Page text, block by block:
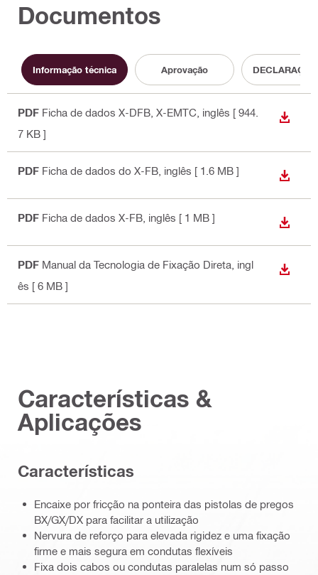
Documentos
Informação técnica Aprovação
PDF Ficha de dados X-DFB, X-EMTC , inglês [ 944.
7 KB ]
PDF Ficha de dados do X-FB , inglês [ 1.6 MB ]
PDF Ficha de dados X-FB , inglês [ 1 MB ]
PDF Manual da Tecnologia de Fixação Direta , ingl
ês [ 6 MB ]
Características &
Aplicações
Características
Encaixe por fricção na ponteira das pistolas de pregos
BX/GX/DX para facilitar a utilização
Nervura de reforço para elevada rigidez e uma fixação
firme e mais segura em condutas flexíveis
Fixa dois cabos ou condutas paralelas num só passo